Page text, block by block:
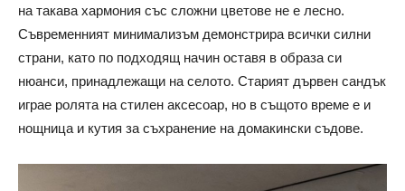
на такава хармония със сложни цветове не е лесно.
Съвременният минимализъм демонстрира всички силни
страни, като по подходящ начин оставя в образа си
нюанси, принадлежащи на селото. Старият дървен сандък
играе ролята на стилен аксесоар, но в същото време е и
нощница и кутия за съхранение на домакински съдове.